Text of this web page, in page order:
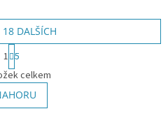
O
v
l
á
18 DALŠÍCH
S
t
r
á
n
k
1 5
celkem